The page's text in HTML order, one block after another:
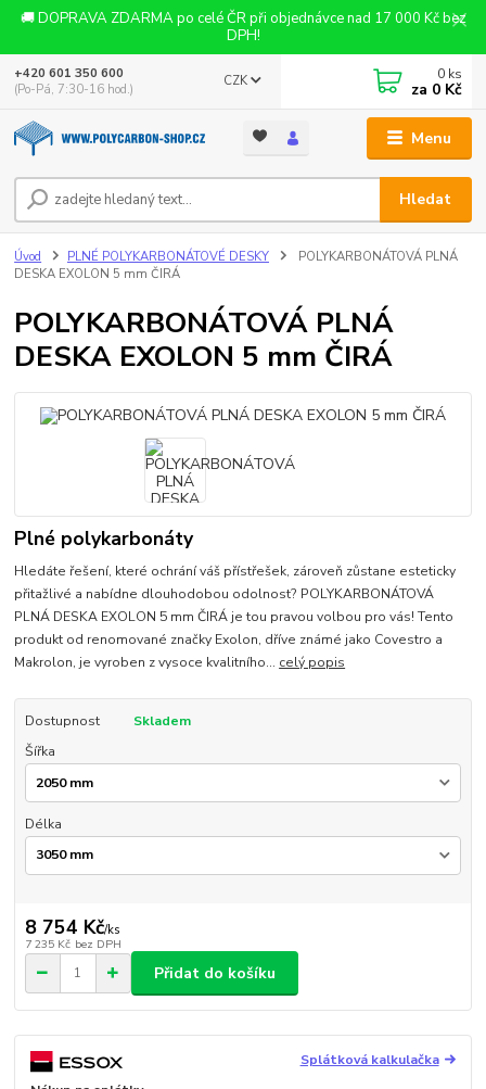
🚚 DOPRAVA ZDARMA po celé ČR při objednávce nad 17 000 Kč bez
DPH!
Menu
CZK
Hledat
+420 601 350 600
(Po-Pá, 7:30-16 hod.)
0 ks
za 0 Kč
Úvod PLNÉ POLYKARBONÁTOVÉ DESKY
POLYKARBONÁTOVÁ PLNÁ
DESKA EXOLON 5 mm ČIRÁ
POLYKARBONÁTOVÁ PLNÁ
DESKA EXOLON 5 mm ČIRÁ
Plné polykarbonáty
Hledáte řešení, které ochrání váš přístřešek, zároveň zůstane esteticky
přitažlivé a nabídne dlouhodobou odolnost? POLYKARBONÁTOVÁ
PLNÁ DESKA EXOLON 5 mm ČIRÁ je tou pravou volbou pro vás! Tento
produkt od renomované značky Exolon, dříve známé jako Covestro a
Makrolon, je vyroben z vysoce kvalitního... celý popis
Dostupnost
Skladem
Šířka
Délka
8 754 Kč/ks
7 235 Kč bez DPH
Přidat do košíku
Splátková kalkulačka